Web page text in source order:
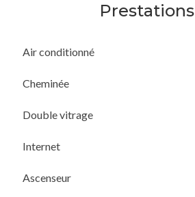
Prestations
Air conditionné
Cheminée
Double vitrage
Internet
Ascenseur